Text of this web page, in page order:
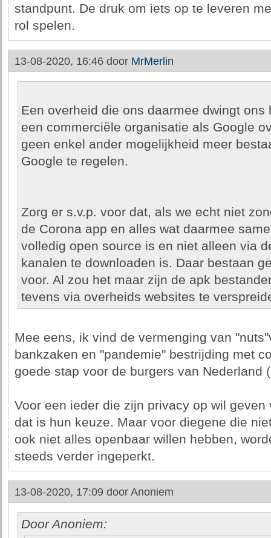
standpunt. De druk om iets op te leveren
rol spelen.
13-08-2020, 16:46 door MrMerlin
Een overheid die ons daarmee dwingt
een commerciële organisatie als Google
geen enkel ander mogelijkheid meer
Google te regelen.
Zorg er s.v.p. voor dat, als we echt niet
de Corona app en alles wat daarmee
volledig open source is en niet alleen via
kanalen te downloaden is. Daar bestaan
voor. Al zou het maar zijn de apk
tevens via overheids websites te
Mee eens, ik vind de vermenging van
bankzaken en "pandemie" bestrijding met
goede stap voor de burgers van Nederland
Voor een ieder die zijn privacy op wil
dat is hun keuze. Maar voor diegene die
ook niet alles openbaar willen hebben,
steeds verder ingeperkt.
13-08-2020, 17:09 door Anoniem
Door Anoniem: